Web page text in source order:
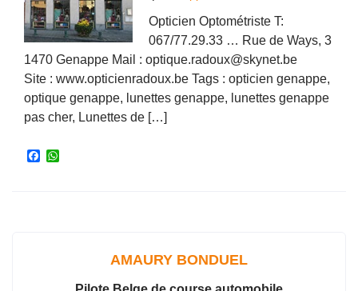
Opticien Optométriste T:
067/77.29.33 … Rue de Ways, 3
1470 Genappe Mail : optique.radoux@skynet.be
Site : www.opticienradoux.be Tags : opticien genappe,
optique genappe, lunettes genappe, lunettes genappe
pas cher, Lunettes de […]
F
AMAURY BONDUEL